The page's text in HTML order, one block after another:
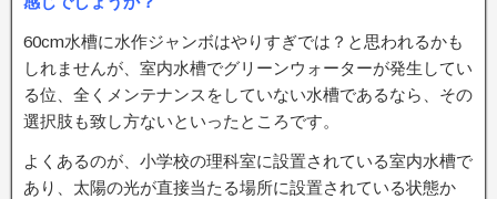
60cm水槽に水作ジャンボはやりすぎでは？と思われるかも
しれませんが、室内水槽でグリーンウォーターが発生してい
る位、全くメンテナンスをしていない水槽であるなら、その
選択肢も致し方ないといったところです。
よくあるのが、小学校の理科室に設置されている室内水槽で
あり、太陽の光が直接当たる場所に設置されている状態か